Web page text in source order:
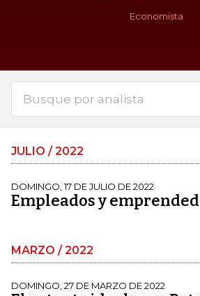
Economista
Busque por analista
JULIO / 2022
DOMINGO, 17 DE JULIO DE 2022
Empleados y
MARZO / 2022
DOMINGO, 27 DE MARZO DE 2022